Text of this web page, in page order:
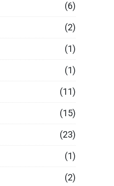
(6)
(2)
(1)
(1)
(11)
(15)
(23)
(1)
(2)